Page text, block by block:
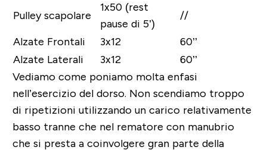
Pulley scapolare
1x50 (rest
pause di 5’)
//
Alzate Frontali 3x12
60’’
Alzate Laterali
3x12
60’’
Vediamo come poniamo molta enfasi
nell’esercizio del dorso. Non scendiamo troppo
di ripetizioni utilizzando un carico relativamente
basso tranne che nel rematore con manubrio
che si presta a coinvolgere gran parte della